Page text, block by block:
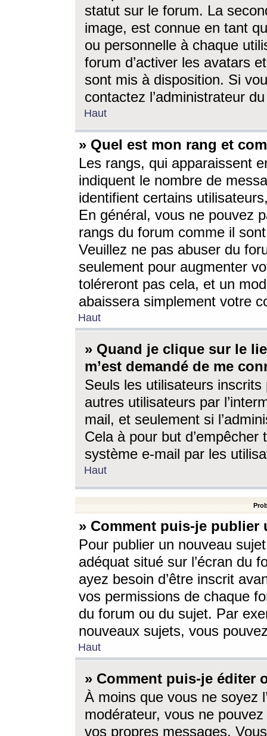
statut sur le forum. La
image, est connue en tant
ou personnelle à chaque
forum d’activer les avatars
sont mis à disposition. Si
contactez l’administrateur
Haut
» Quel est mon rang et
Les rangs, qui apparaissent
indiquent le nombre de
identifient certains
En général, vous ne pouvez
rangs du forum comme il
Veuillez ne pas abuser du
seulement pour augmenter
toléreront pas cela, et un
abaissera simplement votre
Haut
» Quand je clique sur le
m’est demandé de me
Seuls les utilisateurs
autres utilisateurs par
mail, et seulement si
Cela à pour but
système e-mail par les
Haut
» Comment puis-je
Pour publier un nouveau
adéquat situé sur l’écran du
ayez besoin d’être inscrit
vos permissions de chaque
du forum ou du sujet. Par
nouveaux sujets, vous
Haut
» Comment puis-je éditer
À moins que vous ne soyez
modérateur, vous ne
vos propres messages.